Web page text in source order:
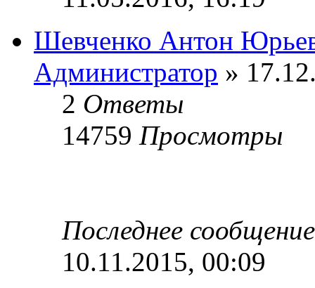
Шевченко Антон
Администратор »
2 Ответы
14759 Просмотры
Последнее
10.11.2015, 00:09